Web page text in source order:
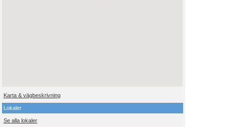
Karta & vägbeskrivning
Lokaler
Se alla lokaler